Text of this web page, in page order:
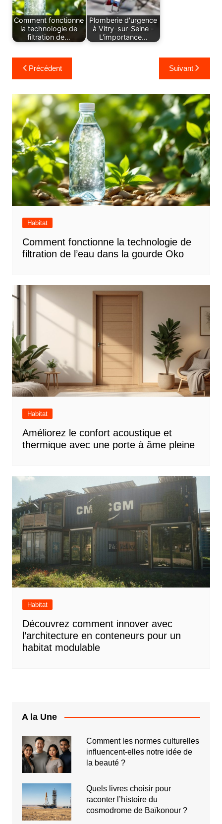
Comment fonctionne
la technologie de
filtration de…
Plomberie d'urgence
à Vitry-sur-Seine -
L'importance…
Navigation
de
l’article
Précédent Suivant
Habitat
Comment fonctionne la technologie de
filtration de l’eau dans la gourde Oko
Habitat
Améliorez le confort acoustique et
thermique avec une porte à âme pleine
Habitat
Découvrez comment innover avec
l’architecture en conteneurs pour un
habitat modulable
A la Une
Comment les normes culturelles
influencent-elles notre idée de
la beauté ?
Quels livres choisir pour
raconter l’histoire du
cosmodrome de Baïkonour ?